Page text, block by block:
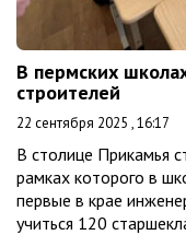
В пермских
строителей
22 сентября 2025 , 16:17
В столице Прикамья
рамках которого в
первые в крае
учиться 120